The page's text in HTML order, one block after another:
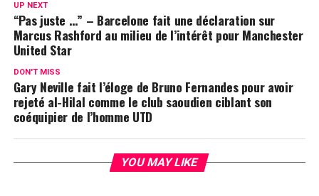
UP NEXT
“Pas juste …” – Barcelone fait une déclaration sur
Marcus Rashford au milieu de l’intérêt pour Manchester
United Star
DON'T MISS
Gary Neville fait l’éloge de Bruno Fernandes pour avoir
rejeté al-Hilal comme le club saoudien ciblant son
coéquipier de l’homme UTD
YOU MAY LIKE